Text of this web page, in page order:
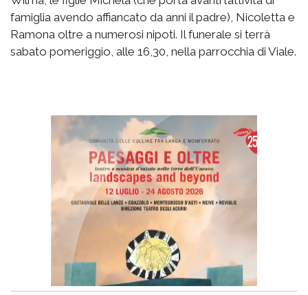
famiglia avendo affiancato da anni il padre), Nicoletta e
Ramona oltre a numerosi nipoti. Il funerale si terrà
sabato pomeriggio, alle 16,30, nella parrocchia di Viale.